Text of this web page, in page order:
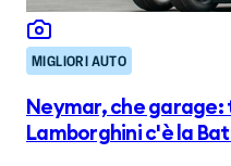
MIGLIORI AUTO
Neymar, che garage:
Lamborghini c'è la